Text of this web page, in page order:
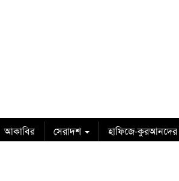
আকাবির সেরাদশ হাফিজে-কুরআনদের